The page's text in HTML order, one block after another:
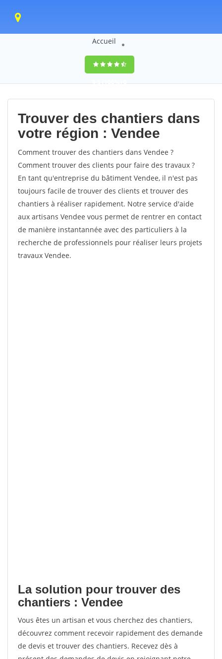
Accueil
9,5(100%)0
votes
Trouver des chantiers dans
votre région : Vendee
Comment trouver des chantiers dans Vendee ?
Comment trouver des clients pour faire des travaux ?
En tant qu'entreprise du bâtiment Vendee, il n'est pas
toujours facile de trouver des clients et trouver des
chantiers à réaliser rapidement. Notre service d'aide
aux artisans Vendee vous permet de rentrer en contact
de manière instantannée avec des particuliers à la
recherche de professionnels pour réaliser leurs projets
travaux Vendee.
La solution pour trouver des
chantiers : Vendee
Vous êtes un artisan et vous cherchez des chantiers,
découvrez comment recevoir rapidement des demande
de devis et trouver des chantiers. Recevez dès à